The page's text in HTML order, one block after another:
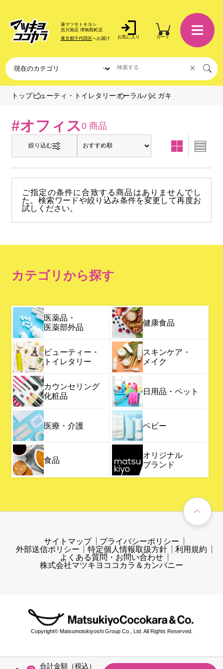
薬マツモトキヨシ
吉川旭店 堺南島町店
東京都千代田区へお届け お気に入り カート
×
合計金額（税込）
トップビューティ・トイレタリーオーラルハミガキ
#オフィス0 商品
絞り込む
ご指定の条件に合致する商品はありませんでし
た。検索ワードや絞り込み条件を変更して再度お
試しください。
カテゴリから探す
医薬品・
医薬部外品
健康食品
ビューティー・
トイレタリー
スキンケア・
メイク
カウンセリング
化粧品
日用品・ペット
医療・介護 ベビー
食品
オリジナル
ブランド
サイトマップ
プライバシーポリシー
外部送信ポリシー
特定個人情報取扱方針
利用規約
よくある質問・お問い合わせ
株式会社マツキヨココカラ＆カンパニー
Copyright© Matsumotokiyoshi Group Co., Ltd. All Rights Reserved.